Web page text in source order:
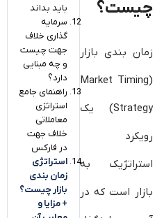
چیست؟
زمان بندی بازار
(Market Timing
Strategy) یک
رویکرد
استراتژیک به
بازار است که در
باید بداند
سرمایه
گذاری خلاف
جهت چیست
و چه مبنایی
دارد؟
راهنمای جامع
استراتژی
معاملاتی
خلاف جهت
در فارکس
استراتژی
زمان بندی
بازار چیست؟
+ مزایا و